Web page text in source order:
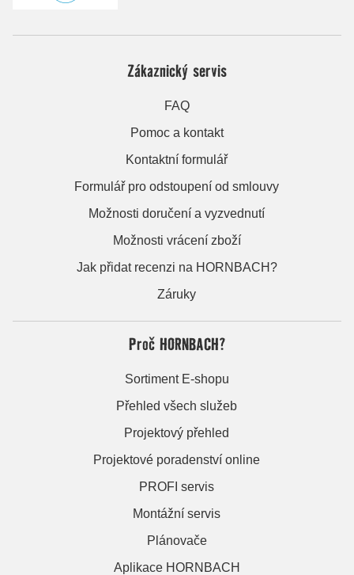
Zákaznický servis
FAQ
Pomoc a kontakt
Kontaktní formulář
Formulář pro odstoupení od smlouvy
Možnosti doručení a vyzvednutí
Možnosti vrácení zboží
Jak přidat recenzi na HORNBACH?
Záruky
Proč HORNBACH?
Sortiment E-shopu
Přehled všech služeb
Projektový přehled
Projektové poradenství online
PROFI servis
Montážní servis
Plánovače
Aplikace HORNBACH